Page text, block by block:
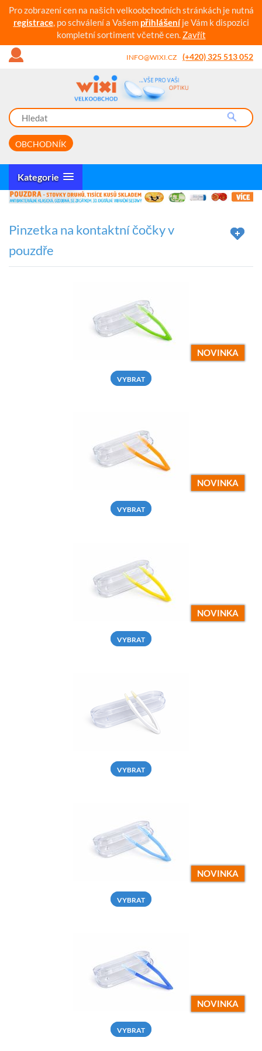
Pro zobrazení cen na našich velkoobchodních stránkách je nutná
registrace, po schválení a Vašem přihlášeníje Vám k dispozici
kompletní sortiment včetně cen. Zavřít
INFO@WIXI.CZ (+420) 325 513 052
OBCHODNÍK
Kategorie
Pinzetka na kontaktní čočky v
pouzdře
NOVINKA
VYBRAT
NOVINKA
VYBRAT
NOVINKA
VYBRAT
VYBRAT
NOVINKA
VYBRAT
NOVINKA
VYBRAT